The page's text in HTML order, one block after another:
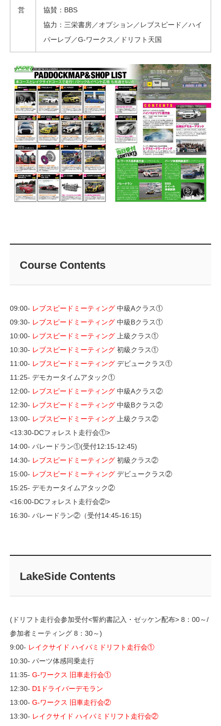
営
協賛：BBS
協力：三栄書房／オプション／レブスピード／ハイ
パーレブ／G-ワークス／ドリフト天国
Course Contents
09:00- レブスピードミーティング 中級Aクラス①
09:30- レブスピードミーティング 中級Bクラス①
10:00- レブスピードミーティング 上級クラス①
10:30- レブスピードミーティング 初級クラス①
11:00- レブスピードミーティング デビュークラス①
11:25- デモカータイムアタック①
12:00- レブスピードミーティング 中級Aクラス②
12:30- レブスピードミーティング 中級Bクラス②
13:00- レブスピードミーティング 上級クラス②
<13:30-DCフォレスト走行会①>
14:00- パレードラン①(受付12:15-12:45)
14:30- レブスピードミーティング 初級クラス②
15:00- レブスピードミーティング デビュークラス②
15:25- デモカータイムアタック②
<16:00-DCフォレスト走行会②>
16:30- パレードラン②（受付14:45-16:15)
LakeSide Contents
(ドリフト走行会参加受付<誓約書記入・ゼッケン配布> 8：00～/
参加者ミーティング 8：30～)
9:00- レイクサイド ハイパミドリフト走行会①
10:30- パーツ体感同乗走行
11:35- G-ワークス 旧車走行会①
12:30- D1ドライバーデモラン
13:00- G-ワークス 旧車走行会②
13:30- レイクサイド ハイパミドリフト走行会②